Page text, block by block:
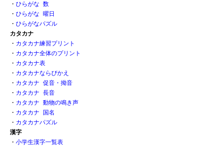
・ ひらがな 数
・ ひらがな 曜日
・ ひらがなパズル
カタカナ
・ カタカナ練習プリント
・ カタカナ全体のプリント
・ カタカナ表
・ カタカナならびかえ
・ カタカナ 促音・拗音
・ カタカナ 長音
・ カタカナ 動物の鳴き声
・ カタカナ 国名
・ カタカナパズル
漢字
・ 小学生漢字一覧表